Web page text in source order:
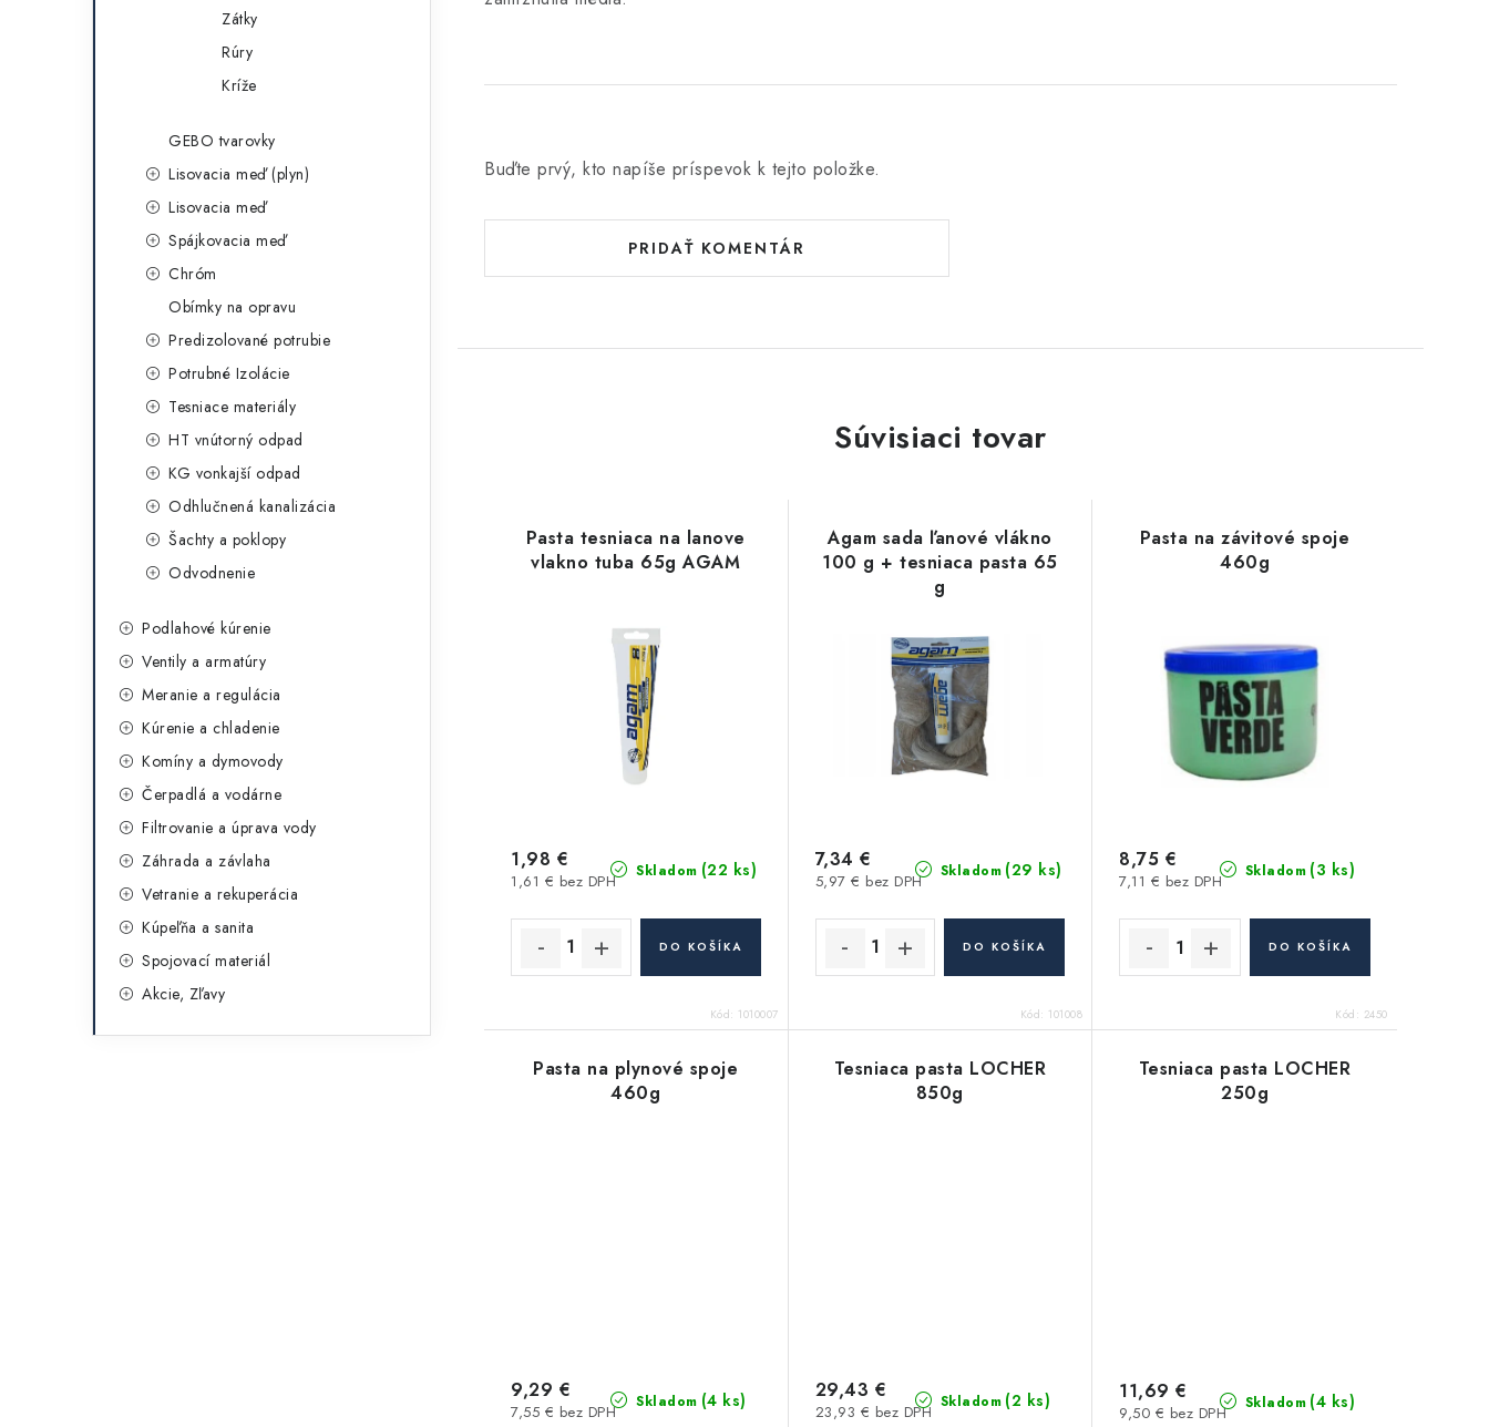
Zátky
Rúry
Kríže
GEBO tvarovky
Lisovacia meď (plyn)
Lisovacia meď
Spájkovacia meď
Chróm
Obímky na opravu
Predizolované potrubie
Potrubné Izolácie
Tesniace materiály
HT vnútorný odpad
KG vonkajší odpad
Odhlučnená kanalizácia
Šachty a poklopy
Odvodnenie
Podlahové kúrenie
Ventily a armatúry
Meranie a regulácia
Kúrenie a chladenie
Komíny a dymovody
Čerpadlá a vodárne
Filtrovanie a úprava vody
Záhrada a závlaha
Vetranie a rekuperácia
Kúpeľňa a sanita
Spojovací materiál
Akcie, Zľavy
Buďte prvý, kto napíše príspevok k tejto položke.
PRIDAŤ KOMENTÁR
Súvisiaci tovar
Pasta tesniaca na lanove
vlakno tuba 65g AGAM
Skladom (22 ks)
1,61 € bez DPH
1,98 €
DO KOŠÍKA
Kód: 1010007
Agam sada ľanové vlákno
100 g + tesniaca pasta 65
g
Skladom (29 ks)
5,97 € bez DPH
7,34 €
DO KOŠÍKA
Kód: 101008
Pasta na závitové spoje
460g
Skladom (3 ks)
7,11 € bez DPH
8,75 €
DO KOŠÍKA
Kód: 2450
Pasta na plynové spoje
460g
Skladom (4 ks)
7,55 € bez DPH
9,29 €
Tesniaca pasta LOCHER
850g
Skladom (2 ks)
23,93 € bez DPH
29,43 €
Tesniaca pasta LOCHER
250g
Skladom (4 ks)
9,50 € bez DPH
11,69 €